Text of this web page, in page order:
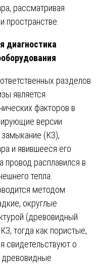
рассматривая
пространстве.
диагностика
разделов
является
факторов в
версии
(КЗ),
и явившееся его
провод расплавился в
тепла.
методом
округлые
(древовидный
тогда как пористые,
свидетельствуют о